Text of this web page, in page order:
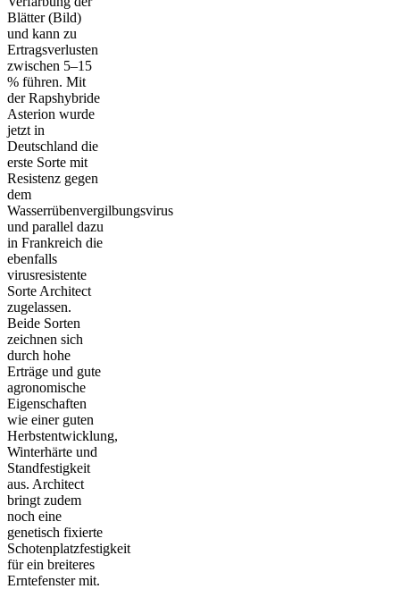
Blätter (Bild)
und kann zu
Ertragsverlusten
zwischen 5–15
% führen. Mit
der Rapshybride
Asterion wurde
jetzt in
Deutschland die
erste Sorte mit
Resistenz gegen
dem
Wasserrübenvergilbungsvirus
und parallel dazu
in Frankreich die
ebenfalls
virusresistente
Sorte Architect
zugelassen.
Beide Sorten
zeichnen sich
durch hohe
Erträge und gute
agronomische
Eigenschaften
wie einer guten
Herbstentwicklung,
Winterhärte und
Standfestigkeit
aus. Architect
bringt zudem
noch eine
genetisch fixierte
Schotenplatzfestigkeit
für ein breiteres
Erntefenster mit.